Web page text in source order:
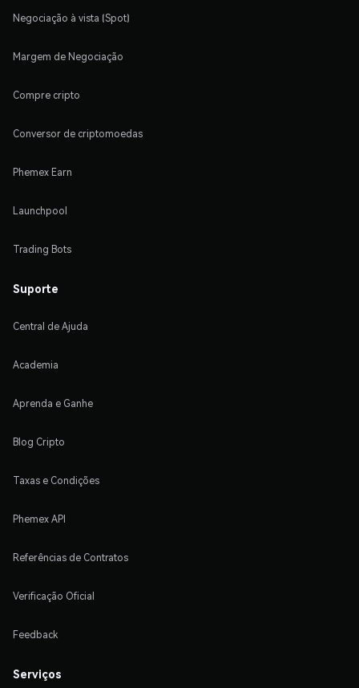
Negociação à vista (Spot)
Margem de Negociação
Compre cripto
Conversor de criptomoedas
Phemex Earn
Launchpool
Trading Bots
Suporte
Central de Ajuda
Academia
Aprenda e Ganhe
Blog Cripto
Taxas e Condições
Phemex API
Referências de Contratos
Verificação Oficial
Feedback
Serviços